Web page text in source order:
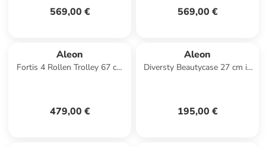
569,00 € 569,00 €
Aleon
Fortis 4 Rollen Trolley 67 cm
479,00 €
Aleon
Diversty Beautycase 27 cm in
195,00 €